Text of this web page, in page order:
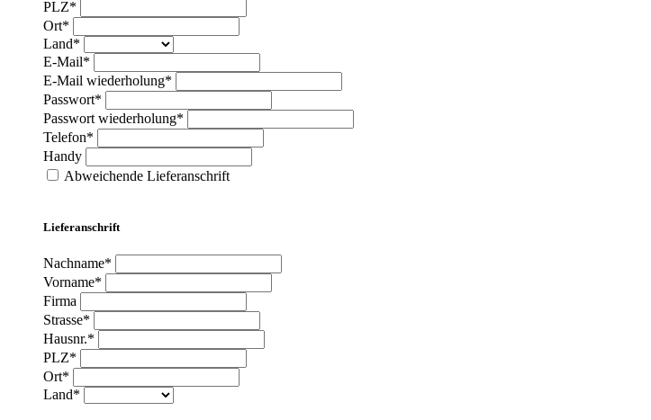
PLZ*
Ort*
Land*
E-Mail*
E-Mail wiederholung*
Passwort*
Passwort wiederholung*
Telefon*
Handy
Abweichende Lieferanschrift
Lieferanschrift
Nachname*
Vorname*
Firma
Strasse*
Hausnr.*
PLZ*
Ort*
Land*